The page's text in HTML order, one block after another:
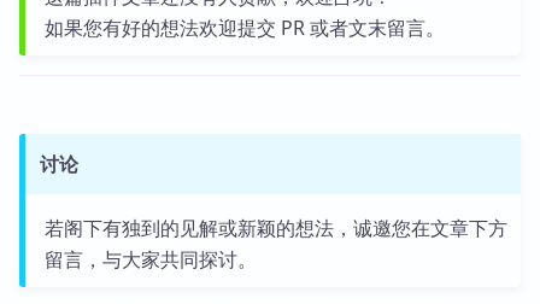
如果您有好的想法欢迎提交 PR 或者文末留言。
讨论
若阁下有独到的见解或新颖的想法，诚邀您在文章下方
留言，与大家共同探讨。